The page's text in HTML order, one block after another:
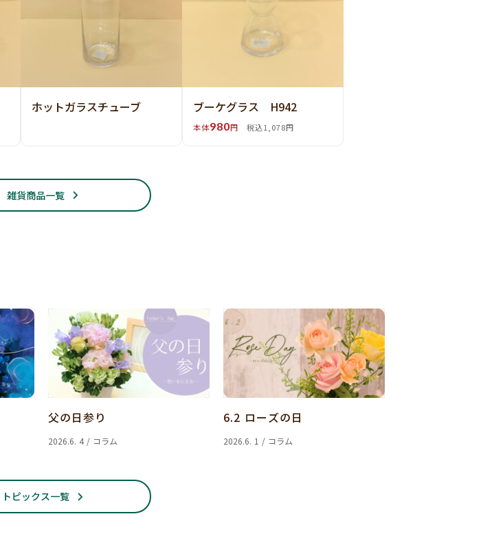
ホットガラスチューブ ブーケグラス H942
本体980円 税込1,078円
雑貨商品一覧
父の日参り
2026.6. 4 / コラム
6.2 ローズの日
2026.6. 1 / コラム
トピックス一覧